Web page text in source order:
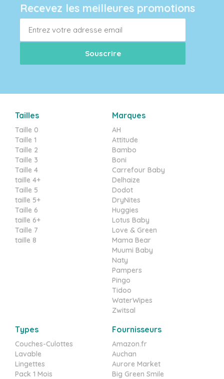
Recevez les meilleures promotions
Tailles
Taille 0
Taille 1
Taille 2
Taille 3
Taille 4
taille 4+
Taille 5
taille 5+
Taille 6
taille 6+
Taille 7
taille 8
Marques
AH
Attitude
Bambo
Boni
Carrefour Baby
Delhaize
Dodot
DryNites
Huggies
Lotus Baby
Love & Green
Mama Bear
Muumi Baby
Naty
Pampers
Pingo
Tidoo
WaterWipes
Zwitsal
Types
Couches-Culottes
Lavable
Lingettes
Pack 1 Mois
Fournisseurs
Amazon.fr
Auchan
Aurore Market
Big Green Smile